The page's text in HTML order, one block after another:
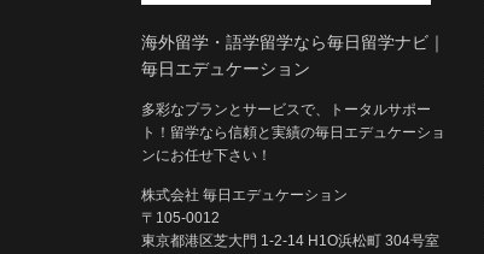
海外留学・語学留学なら毎日留学ナビ｜
毎日エデュケーション
多彩なプランとサービスで、トータルサポー
ト！留学なら信頼と実績の毎日エデュケーショ
ンにお任せ下さい！
株式会社 毎日エデュケーション
〒105-0012
東京都港区芝大門 1-2-14 H1O浜松町 304号室